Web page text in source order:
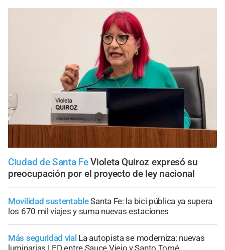
Ciudad de Santa Fe Violeta Quiroz expresó su
preocupación por el proyecto de ley nacional
Movilidad sustentableSanta Fe: la bici pública ya supera
los 670 mil viajes y suma nuevas estaciones
Más seguridad vial La autopista se moderniza: nuevas